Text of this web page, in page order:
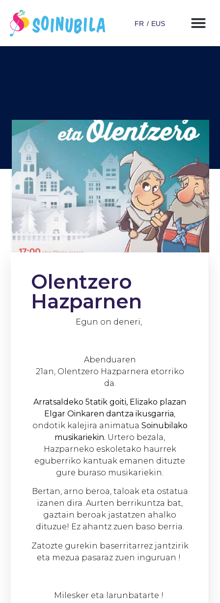
FR EUS
Olentzero
Hazparnen
Egun on deneri,
Abenduaren
21an, Olentzero Hazparnera etorriko
da.
Arratsaldeko 5tatik goiti, Elizako plazan
Elgar Oinkaren dantza ikusgarria,
ondotik kalejira animatua Soinubilako
musikariekin. Urtero bezala,
Hazparneko eskoletako haurrek
eguberriko kantuak emanen dituzte
gure buraso musikariekin.
Bertan, arno beroa, taloak eta ostatua
izanen dira. Aurten berrikuntza bat,
gaztain beroak jastatzen ahalko
dituzue! Ez ahantz zuen baso berria.
Zatozte gurekin baserritarrez jantzirik
eta mezua pasaraz zuen inguruan !
Milesker eta larunbatarte !